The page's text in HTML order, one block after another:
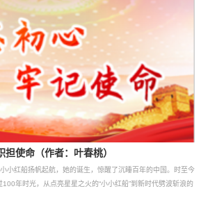
使命（作者：叶春桃）
小红船扬帆起航，她的诞生，惊醒了沉睡百年的中国。时至今
年时光，从点亮星星之火的“小小红船”到新时代劈波斩浪的